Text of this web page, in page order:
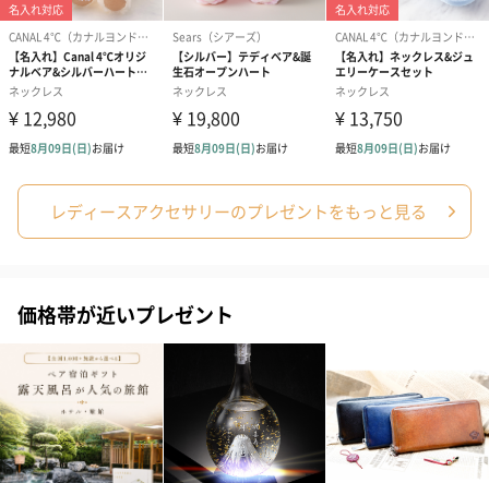
レディースアクセサリーのプレゼントをもっと見る
価格帯が近いプレゼント